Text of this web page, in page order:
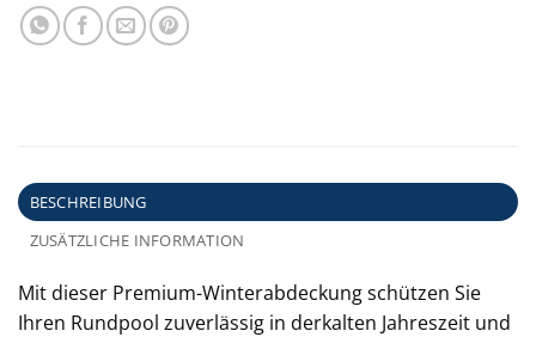
BESCHREIBUNG
ZUSÄTZLICHE INFORMATION
Mit dieser Premium-Winterabdeckung schützen Sie
Ihren Rundpool zuverlässig in derkalten Jahreszeit und